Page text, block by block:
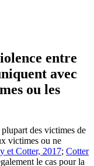
entre
avec
ou les
des victimes de
victimes ou ne
et Cotter, 2017; Cotter
le cas pour la